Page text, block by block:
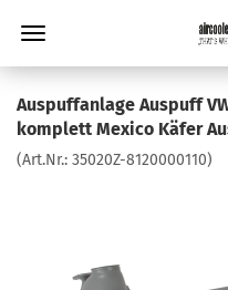
Auspuffanlage Auspuff
komplett Mexico Käfer
(Art.Nr.: 35020Z-8120000110)